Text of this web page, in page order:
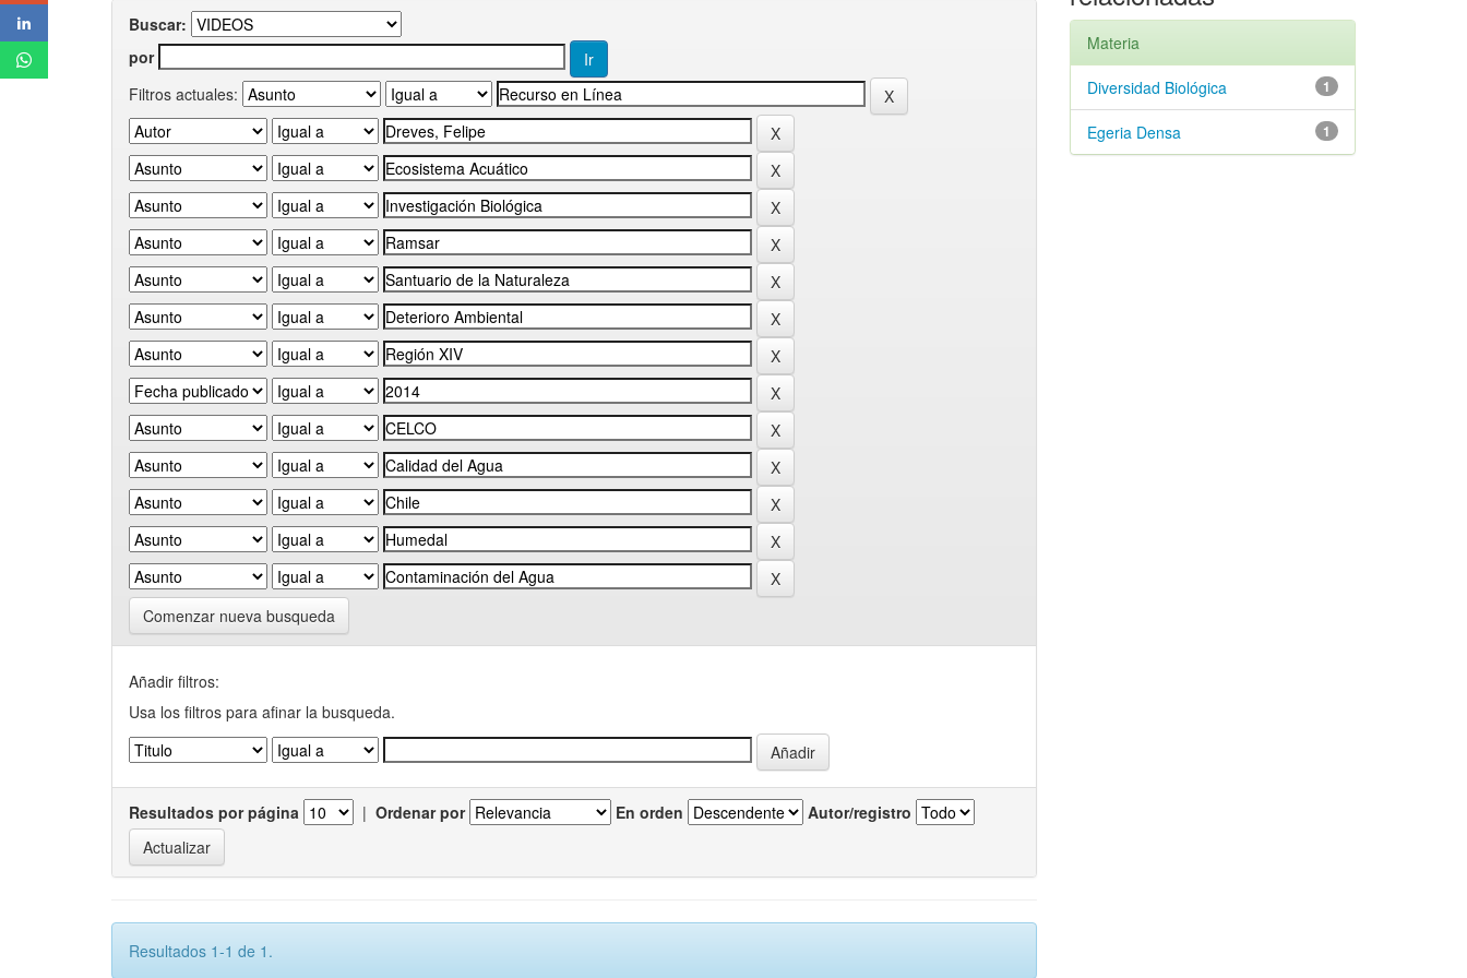
Buscar:
por
Filtros actuales:
Comenzar nueva busqueda
Añadir filtros:
Usa los filtros para afinar la busqueda.
Resultados por página | Ordenar por En orden Autor/registro
Resultados 1-1 de 1.
Materia
1
Diversidad Biológica
1
Egeria Densa